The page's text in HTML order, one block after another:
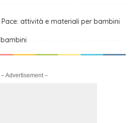
attività e materiali per bambini
– Advertisement –